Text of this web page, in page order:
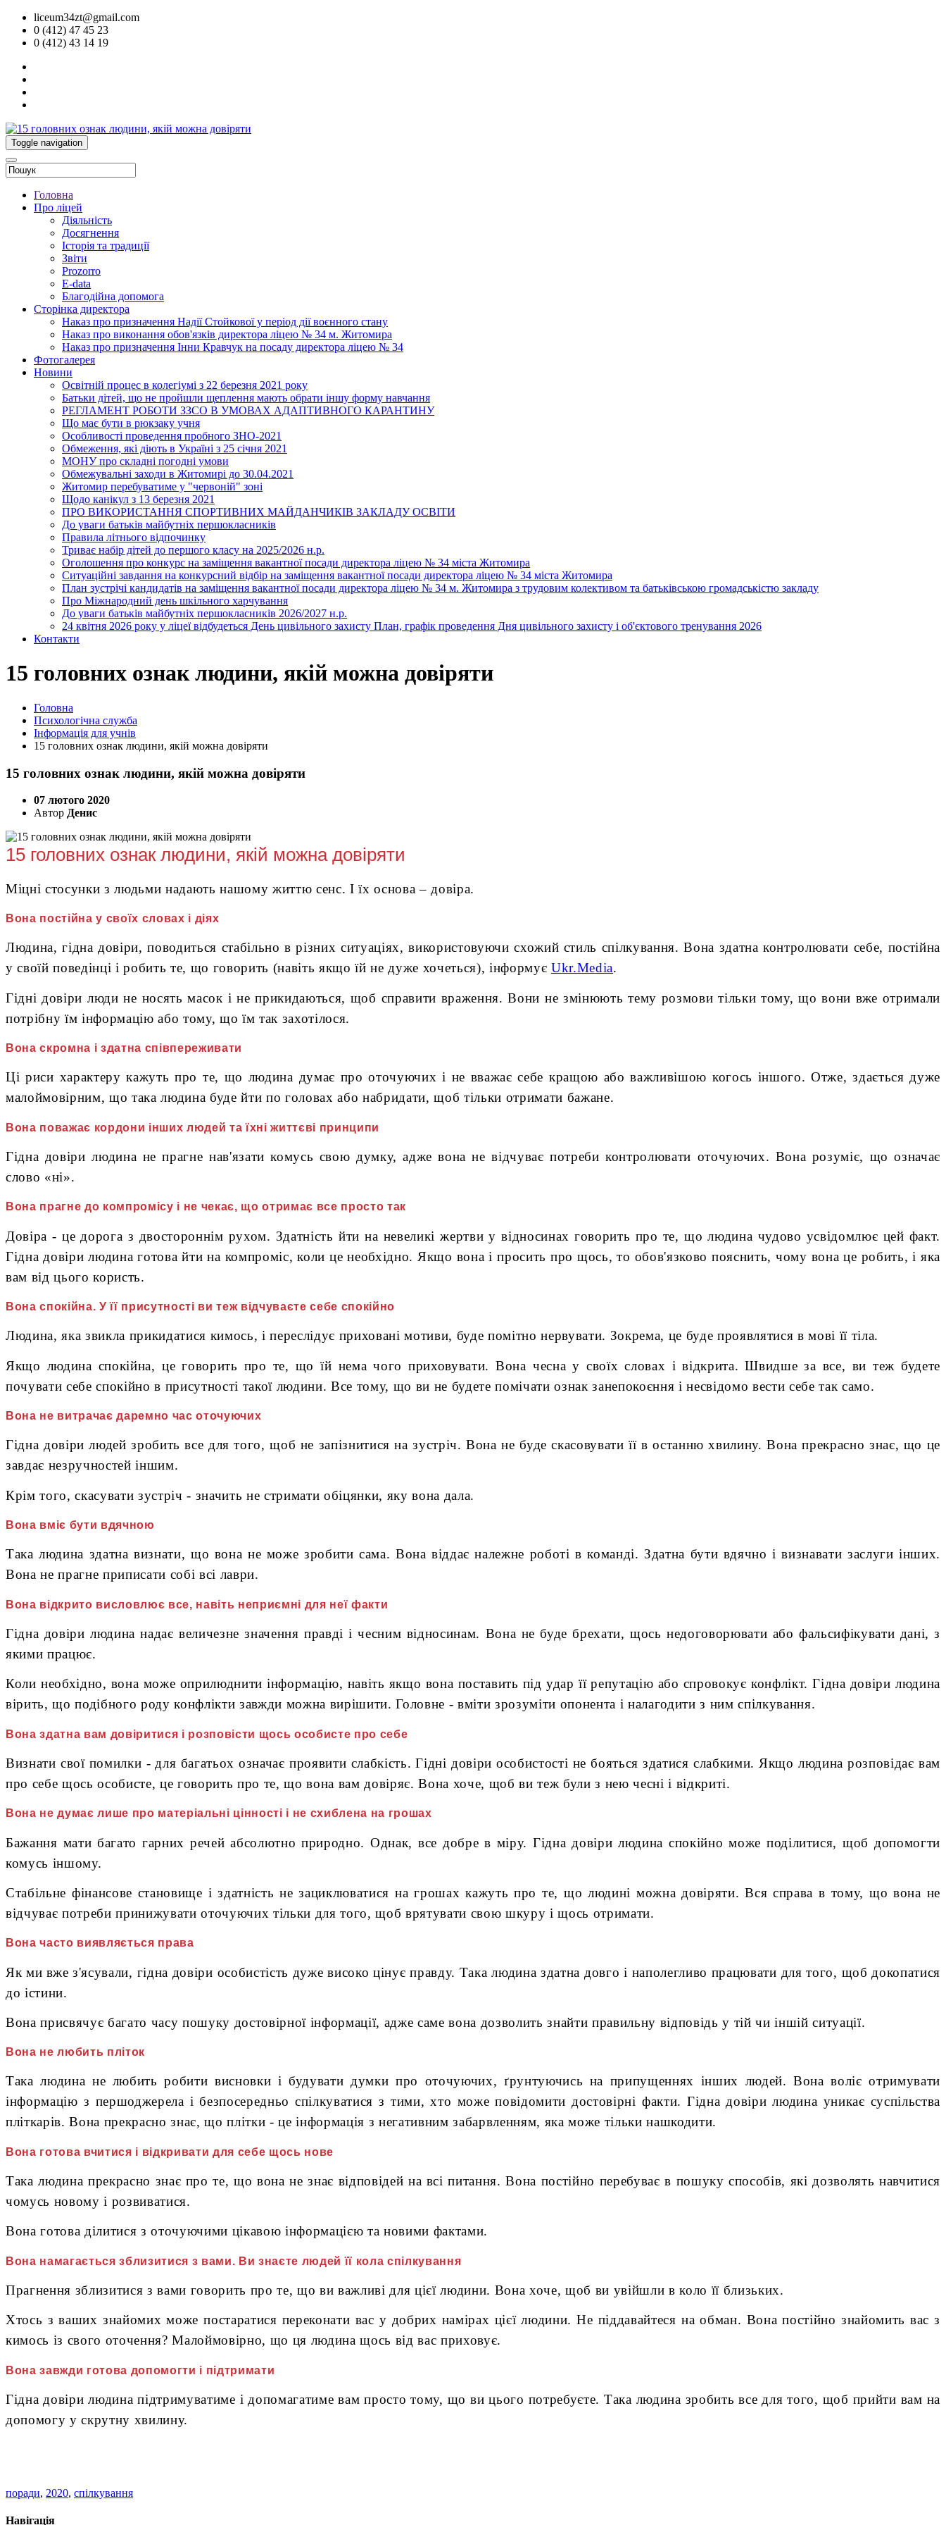
liceum34zt@gmail.com
0 (412) 47 45 23
0 (412) 43 14 19
Toggle navigation
Головна
Про ліцей
Діяльність
Досягнення
Історія та традиції
Звіти
Prozorro
E-data
Благодійна допомога
Сторінка директора
Наказ про призначення Надії Стойкової у період дії воєнного стану
Наказ про виконання обов'язків директора ліцею № 34 м. Житомира
Наказ про призначення Інни Кравчук на посаду директора ліцею № 34
Фотогалерея
Новини
Освітній процес в колегіумі з 22 березня 2021 року
Батьки дітей, що не пройшли щеплення мають обрати іншу форму навчання
РЕГЛАМЕНТ РОБОТИ ЗЗСО В УМОВАХ АДАПТИВНОГО КАРАНТИНУ
Що має бути в рюкзаку учня
Особливості проведення пробного ЗНО-2021
Обмеження, які діють в Україні з 25 січня 2021
МОНУ про складні погодні умови
Обмежувальні заходи в Житомирі до 30.04.2021
Житомир перебуватиме у "червоній" зоні
Щодо канікул з 13 березня 2021
ПРО ВИКОРИСТАННЯ СПОРТИВНИХ МАЙДАНЧИКІВ ЗАКЛАДУ ОСВІТИ
До уваги батьків майбутніх першокласників
Правила літнього відпочинку
Триває набір дітей до першого класу на 2025/2026 н.р.
Оголошення про конкурс на заміщення вакантної посади директора ліцею № 34 міста Житомира
Ситуаційні завдання на конкурсний відбір на заміщення вакантної посади директора ліцею № 34 міста Житомира
План зустрічі кандидатів на заміщення вакантної посади директора ліцею № 34 м. Житомира з трудовим колективом та батьківською громадськістю закладу
Про Міжнародний день шкільного харчування
До уваги батьків майбутніх першокласників 2026/2027 н.р.
24 квітня 2026 року у ліцеї відбудеться День цивільного захисту План, графік проведення Дня цивільного захисту і об'єктового тренування 2026
Контакти
15 головних ознак людини, якій можна довіряти
Головна
Психологічна служба
Інформація для учнів
15 головних ознак людини, якій можна довіряти
15 головних ознак людини, якій можна довіряти
07 лютого 2020
Автор Денис
15 головних ознак людини, якій можна довіряти
Міцні стосунки з людьми надають нашому життю сенс. І їх основа – довіра.
Вона постійна у своїх словах і діях
Людина, гідна довіри, поводиться стабільно в різних ситуаціях, використовуючи схожий стиль спілкування. Вона здатна контролювати себе, постійна
у своїй поведінці і робить те, що говорить (навіть якщо їй не дуже хочеться), інформуєUkr.Media.
Гідні довіри люди не носять масок і не прикидаються, щоб справити враження. Вони не змінюють тему розмови тільки тому, що вони вже отримали
потрібну їм інформацію або тому, що їм так захотілося.
Вона скромна і здатна співпереживати
Ці риси характеру кажуть про те, що людина думає про оточуючих і не вважає себе кращою або важливішою когось іншого. Отже, здається дуже
малоймовірним, що така людина буде йти по головах або набридати, щоб тільки отримати бажане.
Вона поважає кордони інших людей та їхні життєві принципи
Гідна довіри людина не прагне нав'язати комусь свою думку, адже вона не відчуває потреби контролювати оточуючих. Вона розуміє, що означає
слово «ні».
Вона прагне до компромісу і не чекає, що отримає все просто так
Довіра - це дорога з двостороннім рухом. Здатність йти на невеликі жертви у відносинах говорить про те, що людина чудово усвідомлює цей факт.
Гідна довіри людина готова йти на компроміс, коли це необхідно. Якщо вона і просить про щось, то обов'язково пояснить, чому вона це робить, і яка
вам від цього користь.
Вона спокійна. У її присутності ви теж відчуваєте себе спокійно
Людина, яка звикла прикидатися кимось, і переслідує приховані мотиви, буде помітно нервувати. Зокрема, це буде проявлятися в мові її тіла.
Якщо людина спокійна, це говорить про те, що їй нема чого приховувати. Вона чесна у своїх словах і відкрита. Швидше за все, ви теж будете
почувати себе спокійно в присутності такої людини. Все тому, що ви не будете помічати ознак занепокоєння і несвідомо вести себе так само.
Вона не витрачає даремно час оточуючих
Гідна довіри людей зробить все для того, щоб не запізнитися на зустріч. Вона не буде скасовувати її в останню хвилину. Вона прекрасно знає, що це
завдає незручностей іншим.
Крім того, скасувати зустріч - значить не стримати обіцянки, яку вона дала.
Вона вміє бути вдячною
Така людина здатна визнати, що вона не може зробити сама. Вона віддає належне роботі в команді. Здатна бути вдячно і визнавати заслуги інших.
Вона не прагне приписати собі всі лаври.
Вона відкрито висловлює все, навіть неприємні для неї факти
Гідна довіри людина надає величезне значення правді і чесним відносинам. Вона не буде брехати, щось недоговорювати або фальсифікувати дані, з
якими працює.
Коли необхідно, вона може оприлюднити інформацію, навіть якщо вона поставить під удар її репутацію або спровокує конфлікт. Гідна довіри людина
вірить, що подібного роду конфлікти завжди можна вирішити. Головне - вміти зрозуміти опонента і налагодити з ним спілкування.
Вона здатна вам довіритися і розповісти щось особисте про себе
Визнати свої помилки - для багатьох означає проявити слабкість. Гідні довіри особистості не бояться здатися слабкими. Якщо людина розповідає вам
про себе щось особисте, це говорить про те, що вона вам довіряє. Вона хоче, щоб ви теж були з нею чесні і відкриті.
Вона не думає лише про матеріальні цінності і не схиблена на грошах
Бажання мати багато гарних речей абсолютно природно. Однак, все добре в міру. Гідна довіри людина спокійно може поділитися, щоб допомогти
комусь іншому.
Стабільне фінансове становище і здатність не зациклюватися на грошах кажуть про те, що людині можна довіряти. Вся справа в тому, що вона не
відчуває потреби принижувати оточуючих тільки для того, щоб врятувати свою шкуру і щось отримати.
Вона часто виявляється права
Як ми вже з'ясували, гідна довіри особистість дуже високо цінує правду. Така людина здатна довго і наполегливо працювати для того, щоб докопатися
до істини.
Вона присвячує багато часу пошуку достовірної інформації, адже саме вона дозволить знайти правильну відповідь у тій чи іншій ситуації.
Вона не любить пліток
Така людина не любить робити висновки і будувати думки про оточуючих, ґрунтуючись на припущеннях інших людей. Вона воліє отримувати
інформацію з першоджерела і безпосередньо спілкуватися з тими, хто може повідомити достовірні факти. Гідна довіри людина уникає суспільства
пліткарів. Вона прекрасно знає, що плітки - це інформація з негативним забарвленням, яка може тільки нашкодити.
Вона готова вчитися і відкривати для себе щось нове
Така людина прекрасно знає про те, що вона не знає відповідей на всі питання. Вона постійно перебуває в пошуку способів, які дозволять навчитися
чомусь новому і розвиватися.
Вона готова ділитися з оточуючими цікавою інформацією та новими фактами.
Вона намагається зблизитися з вами. Ви знаєте людей її кола спілкування
Прагнення зблизитися з вами говорить про те, що ви важливі для цієї людини. Вона хоче, щоб ви увійшли в коло її близьких.
Хтось з ваших знайомих може постаратися переконати вас у добрих намірах цієї людини. Не піддавайтеся на обман. Вона постійно знайомить вас з
кимось із свого оточення? Малоймовірно, що ця людина щось від вас приховує.
Вона завжди готова допомогти і підтримати
Гідна довіри людина підтримуватиме і допомагатиме вам просто тому, що ви цього потребуєте. Така людина зробить все для того, щоб прийти вам на
допомогу у скрутну хвилину.
поради, 2020, спілкування
Навігація